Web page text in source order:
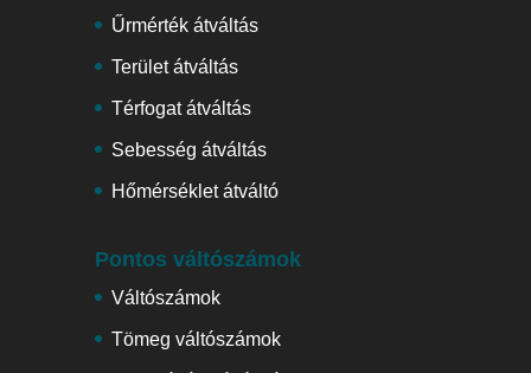
Űrmérték átváltás
Terület átváltás
Térfogat átváltás
Sebesség átváltás
Hőmérséklet átváltó
Pontos váltószámok
Váltószámok
Tömeg váltószámok